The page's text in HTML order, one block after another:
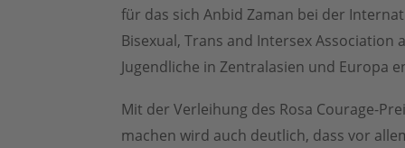
für das sich Anbid Zaman bei der
Bisexual, Trans and Intersex Association
Jugendliche in Zentralasien und Europa
Mit der Verleihung des Rosa Courage-
machen wird auch deutlich, dass vor